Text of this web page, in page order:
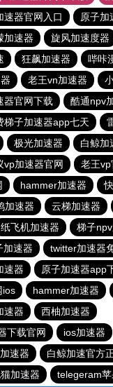
速器官网入口
原子加
加速器 旋风加速度器
狂飙加速器 哔咔
老王vn加速器
器官网下载
酷通npv
梯子加速器app七天
极光加速器
白鲸加
vp加速器官网
老王vp
hammer加速器
加速器 云梯加速器
纸飞机加速器
梯子
加速器
twitter加速器
速器
原子加速器app
ios
hammer加速器
速器
西柚加速器
下载官网
ios加速器
速器 白鲸加速官方
加速器 telegeram